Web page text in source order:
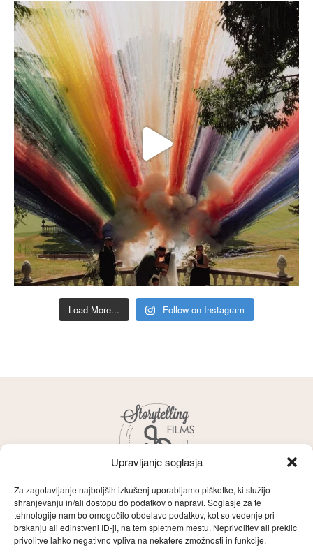
Upravljanje soglasja
Za zagotavljanje najboljših izkušenj uporabljamo piškotke, ki služijo
shranjevanju in/ali dostopu do podatkov o napravi. Soglasje za te
tehnologije nam bo omogočilo obdelavo podatkov, kot so vedenje pri
brskanju ali edinstveni ID-ji, na tem spletnem mestu. Neprivolitev ali preklic
privolitve lahko negativno vpliva na nekatere zmožnosti in funkcije.
Load More... Follow on Instagram
Storytelling
Films O naju Zgodbe